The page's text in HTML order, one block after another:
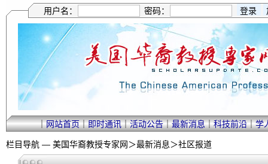
用户名： 密码：
｜网站首页｜即时通讯｜活动公告｜最新消息｜科技前沿｜学
栏目导航 — 美国华裔教授专家网＞最新消息＞社区报道